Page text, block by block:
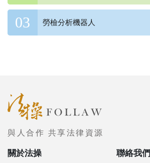
勞檢分析機器人
與人合作 共享法律資源
關於法操 聯絡我們